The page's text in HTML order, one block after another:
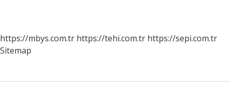
https://mbys.com.tr https://tehi.com.tr https://sepi.com.tr
Sitemap